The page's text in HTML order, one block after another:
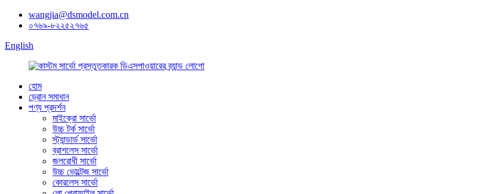
wangjia@dsmodel.com.cn
০৭৬৯-৮২২৫২৭৬৫
English
হোম
ড্রোন সমাধান
পণ্য প্রদর্শন
মাইক্রো সার্ভো
উচ্চ টর্ক সার্ভো
স্ট্যান্ডার্ড সার্ভো
ব্রাশলেস সার্ভো
জলরোধী সার্ভো
উচ্চ ভোল্টেজ সার্ভো
কোরলেস সার্ভো